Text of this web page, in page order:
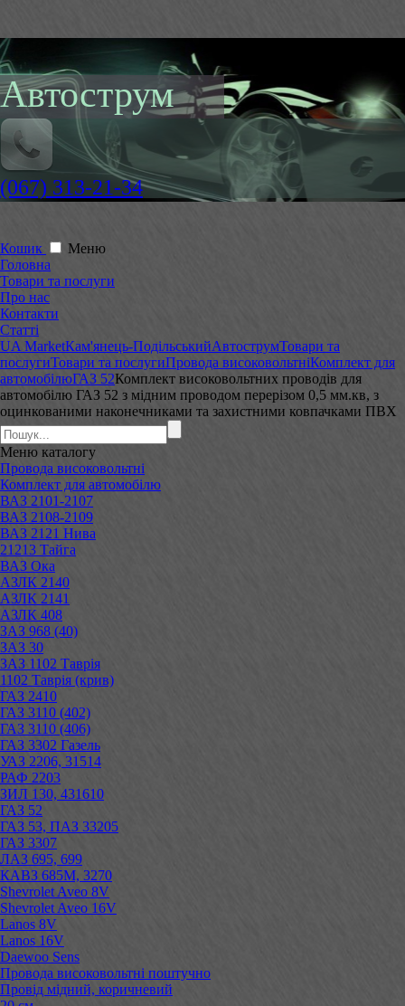
Автострум
(067) 313-21-34
Кошик
Меню
Головна
Товари та послуги
Про нас
Контакти
Статті
UA MarketКам'янець-ПодільськийАвтострумТовари та
послугиТовари та послугиПровода високовольтніКомплект для
автомобілюГАЗ 52Комплект високовольтних проводів для
автомобілю ГАЗ 52 з мідним проводом перерізом 0,5 мм.кв, з
оцинкованими наконечниками та захистними ковпачками ПВХ
Меню каталогу
Провода високовольтні
Комплект для автомобілю
ВАЗ 2101-2107
ВАЗ 2108-2109
ВАЗ 2121 Нива
21213 Тайга
ВАЗ Ока
АЗЛК 2140
АЗЛК 2141
АЗЛК 408
ЗАЗ 968 (40)
ЗАЗ 30
ЗАЗ 1102 Таврія
1102 Таврія (крив)
ГАЗ 2410
ГАЗ 3110 (402)
ГАЗ 3110 (406)
ГАЗ 3302 Газель
УАЗ 2206, 31514
РАФ 2203
ЗИЛ 130, 431610
ГАЗ 52
ГАЗ 53, ПАЗ 33205
ГАЗ 3307
ЛАЗ 695, 699
КАВЗ 685М, 3270
Shevrolet Aveo 8V
Shevrolet Aveo 16V
Lanos 8V
Lanos 16V
Daewoo Sens
Провода високовольтні поштучно
Провід мідний, коричневий